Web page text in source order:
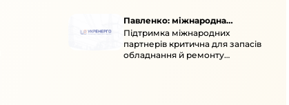
перенести на нічні години.
Павленко: міжнародна
підтримка для стійкості
енергосистеми
Підтримка міжнародних
партнерів критична для запасів
обладнання й ремонту